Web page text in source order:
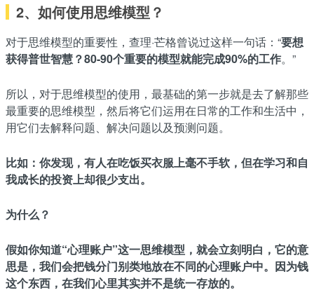
2、如何使用思维模型？
对于思维模型的重要性，查理·芒格曾说过这样一句话：“要想
获得普世智慧？80-90个重要的模型就能完成90%的工作。”
所以，对于思维模型的使用，最基础的第一步就是去了解那些
最重要的思维模型，然后将它们运用在日常的工作和生活中，
用它们去解释问题、解决问题以及预测问题。
比如：你发现，有人在吃饭买衣服上毫不手软，但在学习和自
我成长的投资上却很少支出。
为什么？
假如你知道“心理账户”这一思维模型，就会立刻明白，它的意
思是，我们会把钱分门别类地放在不同的心理账户中。因为钱
这个东西，在我们心里其实并不是统一存放的。